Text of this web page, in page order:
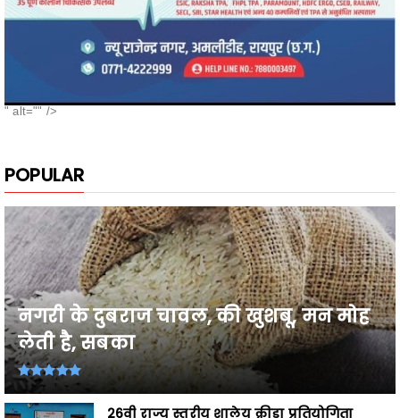
POPULAR
नगरी के दुबराज चावल, की खुशबू, मन मोह
लेती है, सबका
26वी राज्य स्तरीय शालेय क्रीड़ा प्रतियोगिता
2026-27 में प्...